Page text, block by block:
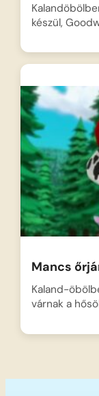
készül,
Mancs
Kaland-
várnak a